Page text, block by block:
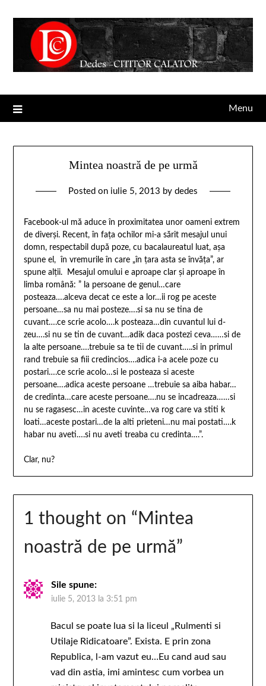
Menu
Mintea noastră de pe urmă
Posted on iulie 5, 2013 by dedes
Facebook-ul mă aduce în proximitatea unor oameni extrem
de diverşi. Recent, în faţa ochilor mi-a sărit mesajul unui
domn, respectabil după poze, cu bacalaureatul luat, aşa
spune el, în vremurile în care „în ţara asta se învăţa”, ar
spune alţii. Mesajul omului e aproape clar şi aproape în
limba română: ” la persoane de genul…care
posteaza….alceva decat ce este a lor…ii rog pe aceste
persoane…sa nu mai posteze….si sa nu se tina de
cuvant….ce scrie acolo….k posteaza…din cuvantul lui d-
zeu….si nu se tin de cuvant…adik daca postezi ceva……si de
la alte persoane….trebuie sa te tii de cuvant…..si in primul
rand trebuie sa fiii credincios….adica i-a acele poze cu
postari….ce scrie acolo…si le posteaza si aceste
persoane….adica aceste persoane …trebuie sa aiba habar…
de credinta…care aceste persoane….nu se incadreaza……si
nu se ragasesc…in aceste cuvinte…va rog care va stiti k
loati…aceste postari…de la alti prieteni…nu mai postati….k
habar nu aveti….si nu aveti treaba cu credinta….”.
Clar, nu?
1 thought on “ Mintea
noastră de pe urmă”
Sile spune:
iulie 5, 2013 la 3:51 pm
Bacul se poate lua si la liceul „Rulmenti si
Utilaje Ridicatoare”. Exista. E prin zona
Republica, l-am vazut eu…Eu cand aud sau
vad din astia, imi amintesc cum vorbea un